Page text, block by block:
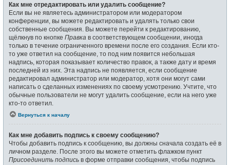
Как мне отредактировать или удалить сообщение?
Если вы не являетесь администратором или модератором
конференции, вы можете редактировать и удалять только свои
собственные сообщения. Вы можете перейти к редактированию,
щёлкнув по кнопке Правка в соответствующем сообщении, иногда
только в течение ограниченного времени после его создания. Если кто-
то уже ответил на сообщение, то под ним появится небольшая
надпись, которая показывает количество правок, а также дату и время
последней из них. Эта надпись не появляется, если сообщение
редактировал администратор или модератор, хотя они могут сами
написать о сделанных изменениях по своему усмотрению. Учтите, что
обычные пользователи не могут удалить сообщение, если на него уже
кто-то ответил.
Вернуться к началу
Как мне добавить подпись к своему сообщению?
Чтобы добавить подпись к сообщению, вы должны сначала создать её в
личном разделе. После этого вы можете отметить флажком пункт
Присоединить подпись в форме отправки сообщения, чтобы подпись